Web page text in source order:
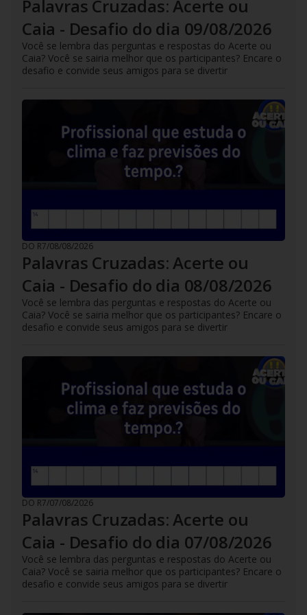
Palavras Cruzadas: Acerte ou
Caia - Desafio do dia 09/08/2026
Você se lembra das perguntas e respostas do Acerte ou
Caia? Você se sairia melhor que os participantes? Encare o
desafio e convide seus amigos para se divertir
DO R7/08/08/2026
Palavras Cruzadas: Acerte ou
Caia - Desafio do dia 08/08/2026
Você se lembra das perguntas e respostas do Acerte ou
Caia? Você se sairia melhor que os participantes? Encare o
desafio e convide seus amigos para se divertir
DO R7/07/08/2026
Palavras Cruzadas: Acerte ou
Caia - Desafio do dia 07/08/2026
Você se lembra das perguntas e respostas do Acerte ou
Caia? Você se sairia melhor que os participantes? Encare o
desafio e convide seus amigos para se divertir